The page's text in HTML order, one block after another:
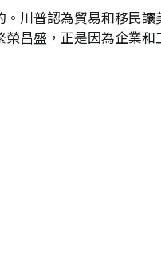
川普認為貿易和移民
昌盛，正是因為企業